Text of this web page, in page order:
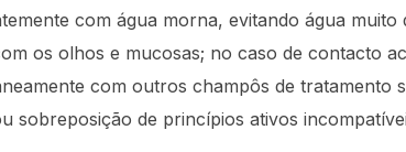
com água morna, evitando água
os olhos e mucosas; no caso de contacto
com outros champôs de tratamento
sobreposição de princípios ativos